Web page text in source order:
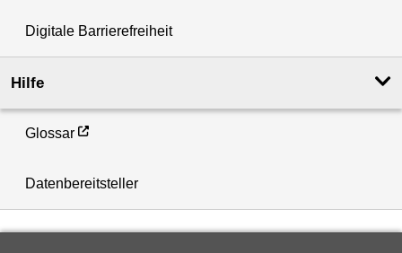
Digitale Barrierefreiheit
Hilfe
Glossar
Datenbereitsteller